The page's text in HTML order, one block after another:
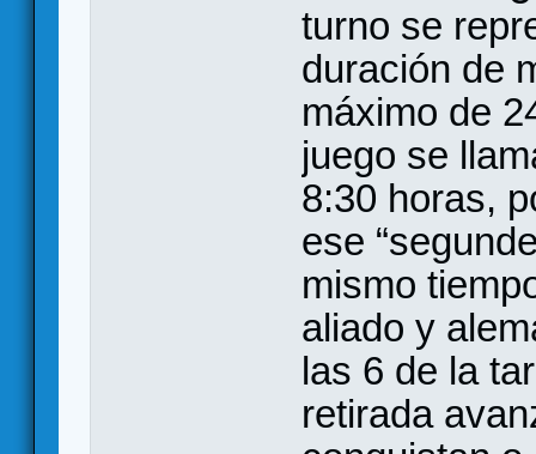
turno se
duración de
máximo de
juego se
8:30 horas,
ese
mismo
aliado y
las 6 de la
retirada